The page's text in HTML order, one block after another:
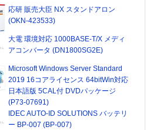
応研 販売大臣 NX スタンドアロン
(OKN-423533)
大電 環境対応 1000BASE-T/X メディ
アコンバータ (DN1800SG2E)
Microsoft Windows Server Standard
2019 16コアライセンス 64bitWin対応
日本語版 5CAL付 DVDパッケージ
(P73-07691)
IDEC AUTO-ID SOLUTIONS バッテリ
ー BP-007 (BP-007)